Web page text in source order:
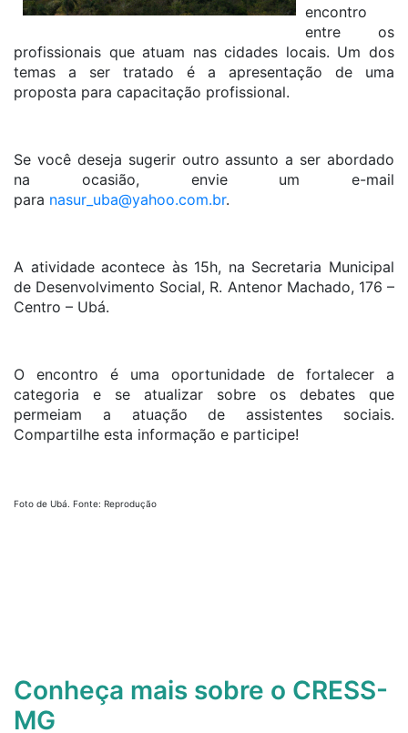
encontro
entre os
profissionais que atuam nas cidades locais. Um dos
temas a ser tratado é a apresentação de uma
proposta para capacitação profissional.
Se você deseja sugerir outro assunto a ser abordado
na ocasião, envie um e-mail
para nasur_uba@yahoo.com.br.
A atividade acontece às 15h, na Secretaria Municipal
de Desenvolvimento Social, R. Antenor Machado, 176 –
Centro – Ubá.
O encontro é uma oportunidade de fortalecer a
categoria e se atualizar sobre os debates que
permeiam a atuação de assistentes sociais.
Compartilhe esta informação e participe!
Foto de Ubá. Fonte: Reprodução
Conheça mais sobre o CRESS-
MG